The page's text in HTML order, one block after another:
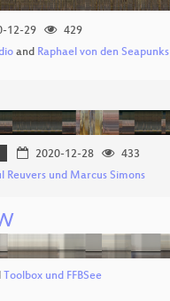
12-29
429
and Raphael von den Seapunks
2020-12-28
433
Reuvers und Marcus Simons
Toolbox und FFBSee